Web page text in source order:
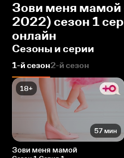
Зови меня мамой
2022) сезон 1
онлайн
Сезоны и серии
1-й сезон2-й сезон
18+
57 мин
Зови меня мамой